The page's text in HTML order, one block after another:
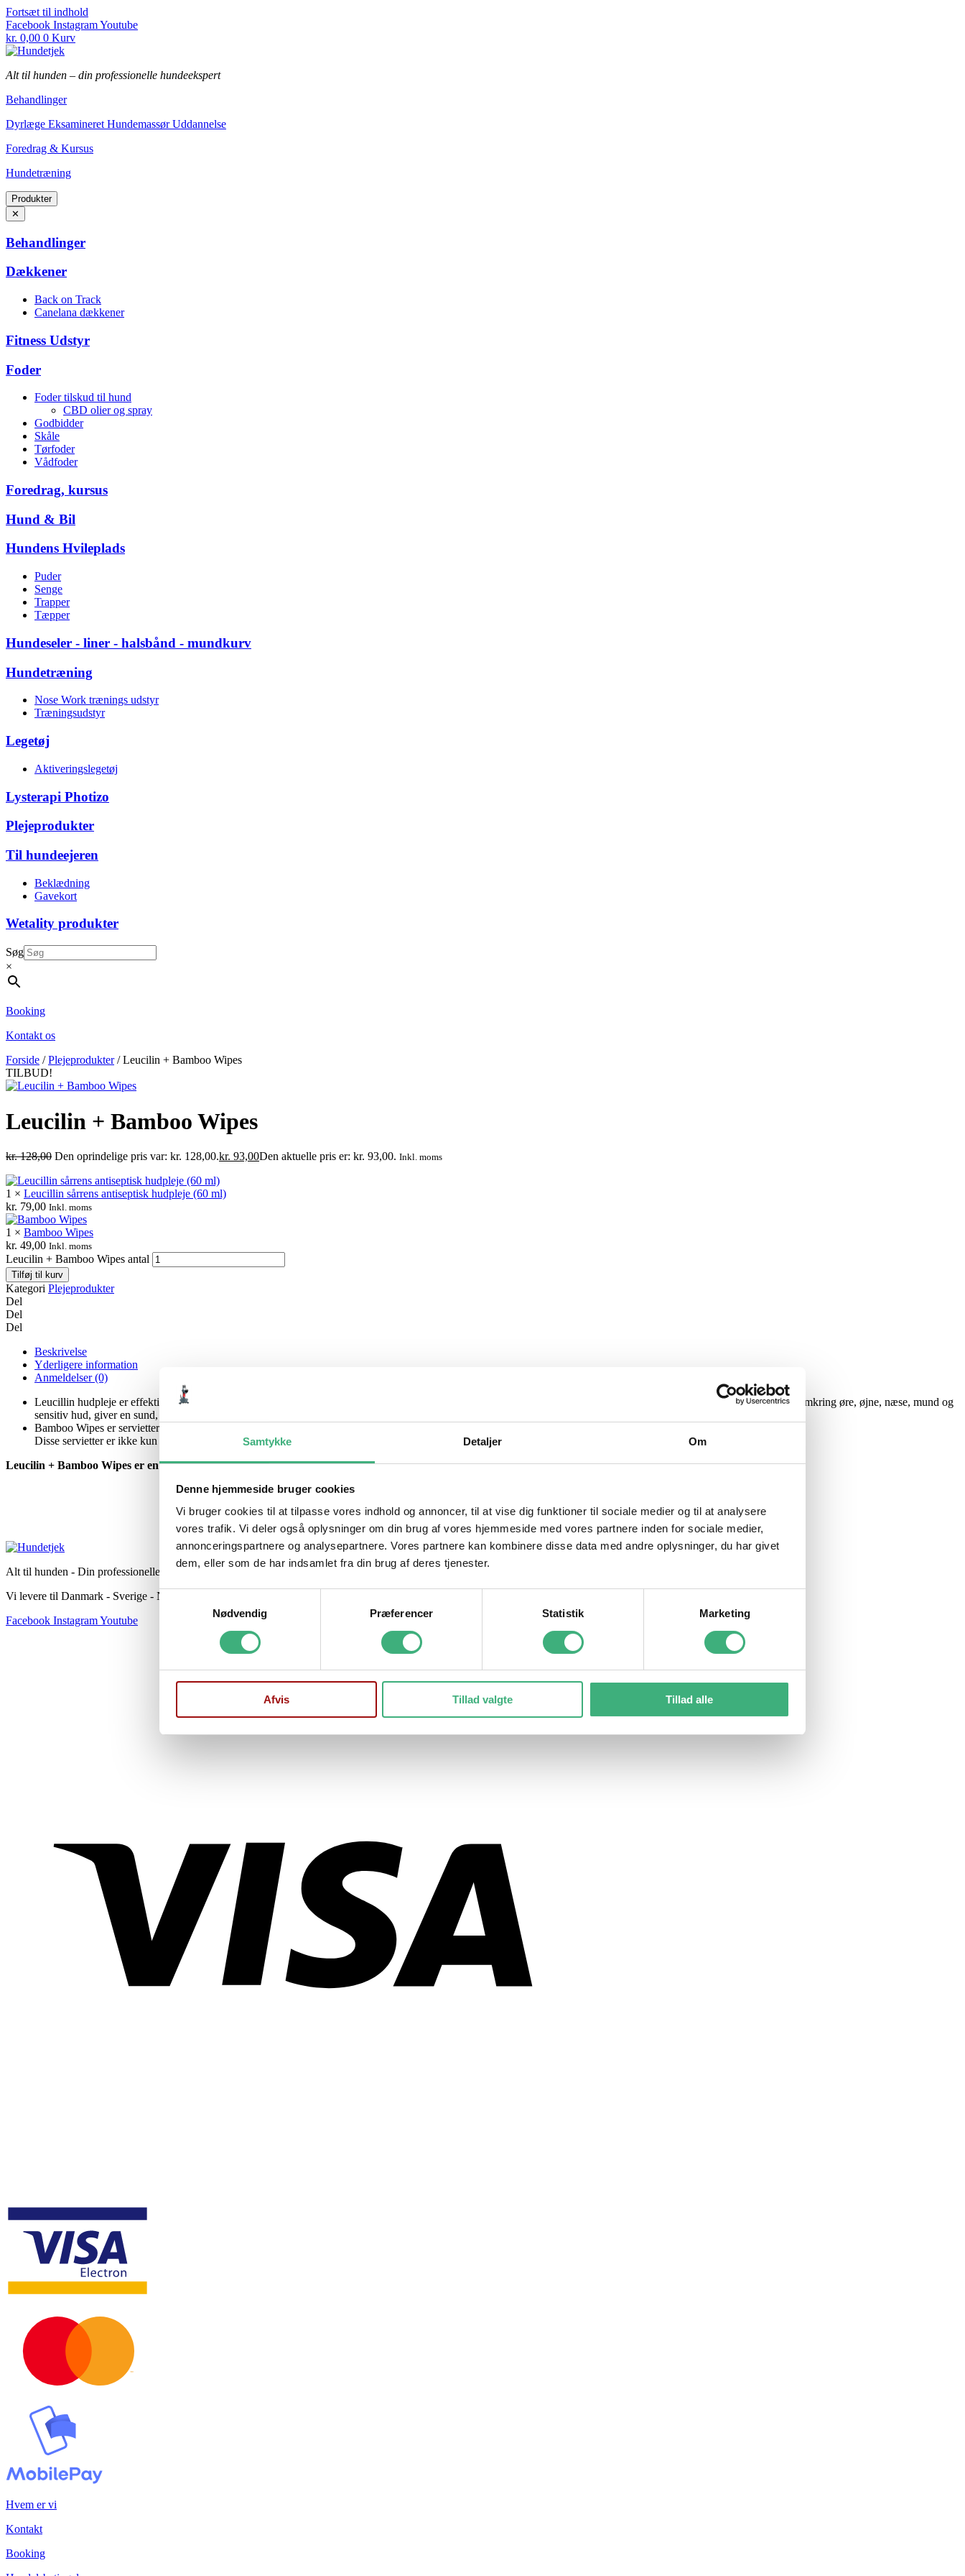
Samtykke Detaljer Om
Denne hjemmeside bruger cookies
Vi bruger cookies til at tilpasse vores indhold og annoncer, til at vise dig funktioner til sociale medier og til at analysere
vores trafik. Vi deler også oplysninger om din brug af vores hjemmeside med vores partnere inden for sociale medier,
annonceringspartnere og analysepartnere. Vores partnere kan kombinere disse data med andre oplysninger, du har givet
dem, eller som de har indsamlet fra din brug af deres tjenester.
Samtykkevalg
Nødvendig
Præferencer Statistik Marketing
Afvis Tillad valgte Tillad alle
Fortsæt til indhold
Facebook InstagramYoutube
kr. 0,00 0 Kurv
Alt til hunden – din professionelle hundeekspert
Behandlinger
Dyrlæge Eksamineret Hundemassør Uddannelse
Foredrag & Kursus
Hundetræning
Produkter
✕
Behandlinger
Dækkener
Back on Track
Canelana dækkener
Fitness Udstyr
Foder
Foder tilskud til hund
CBD olier og spray
Godbidder
Skåle
Tørfoder
Vådfoder
Foredrag, kursus
Hund & Bil
Hundens Hvileplads
Puder
Senge
Trapper
Tæpper
Hundeseler - liner - halsbånd - mundkurv
Hundetræning
Nose Work trænings udstyr
Træningsudstyr
Legetøj
Aktiveringslegetøj
Lysterapi Photizo
Plejeprodukter
Til hundeejeren
Beklædning
Gavekort
Wetality produkter
Søg
×
Booking
Kontakt os
Forside /Plejeprodukter/ Leucilin + Bamboo Wipes
TILBUD!
Leucilin + Bamboo Wipes
kr.128,00 Den oprindelige pris var: kr. 128,00.kr. 93,00Den aktuelle pris er: kr. 93,00. Inkl. moms
1 × Leucillin sårrens antiseptisk hudpleje (60 ml)
kr. 79,00 Inkl. moms
1 × Bamboo Wipes
kr. 49,00 Inkl. moms
Leucilin + Bamboo Wipes antal
Tilføj til kurv
Kategori Plejeprodukter
Del
Del
Del
Beskrivelse
Yderligere information
Anmeldelser (0)
Leucillin hudpleje er effektiv på alle pattedyr, fugle og reptiler. Arbejder i harmoni med kroppens immunsystem, dræber bakterier, vira og svampe sporer, sikkert at bruge omkring øre, øjne, næse, mund og
sensitiv hud, giver en sund, kløe-fri hud.
Bamboo Wipes er servietter lavet af bæredygtig bambus, der aktiveres ved kontakt med vand eller Leucillin.
Disse servietter er ikke kun miljøvenlige, men også utrolig effektive og nemme at bruge.
Leucilin + Bamboo Wipes er en perfekt kombi.
Alt til hunden - Din professionelle hundeekspert
Vi levere til Danmark - Sverige - Norge
Facebook InstagramYoutube
Hvem er vi
Kontakt
Booking